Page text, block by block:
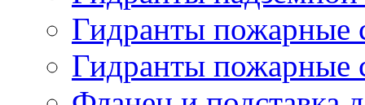
Гидранты пожарные
Гидранты пожарные